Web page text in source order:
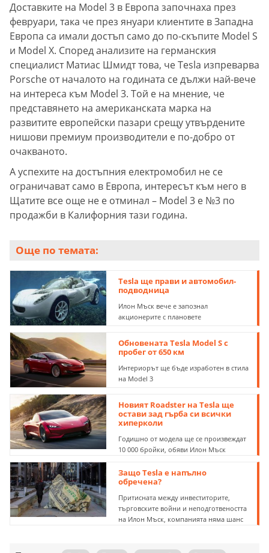
Доставките на Model 3 в Европа започнаха през
февруари, така че през януари клиентите в Западна
Европа са имали достъп само до по-скъпите Model S
и Model X. Според анализите на германския
специалист Матиас Шмидт това, че Tesla изпреварва
Porsche от началото на годината се дължи най-вече
на интереса към Model 3. Той е на мнение, че
представянето на американската марка на
развитите европейски пазари срещу утвърдените
нишови премиум производители е по-добро от
очакваното.
А успехите на достъпния електромобил не се
ограничават само в Европа, интересът към него в
Щатите все още не е отминал – Model 3 е №3 по
продажби в Калифорния тази година.
Още по темата:
Tesla ще прави и автомобил-
подводница
Илон Мъск вече е запознал
акционерите с плановете
Обновената Tesla Model S с
пробег от 650 км
Интериорът ще бъде изработен в стила
на Model 3
Новият Roadster на Tesla ще
остави зад гърба си всички
хиперколи
Годишно от модела ще се произвеждат
10 000 бройки, обяви Илон Мъск
Защо Tesla e напълно
обречена?
Притисната между инвеститорите,
търговските войни и неподготвеността
на Илон Мъск, компанията няма шанс